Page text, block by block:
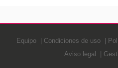
Equipo Condiciones de uso
Aviso legal